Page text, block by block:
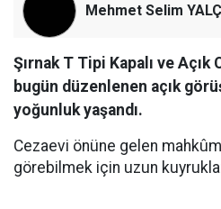
Mehmet Selim
Şırnak T Tipi Kapalı ve Açık
bugün düzenlenen açık
yoğunluk yaşandı.
Cezaevi önüne gelen
görebilmek için uzun